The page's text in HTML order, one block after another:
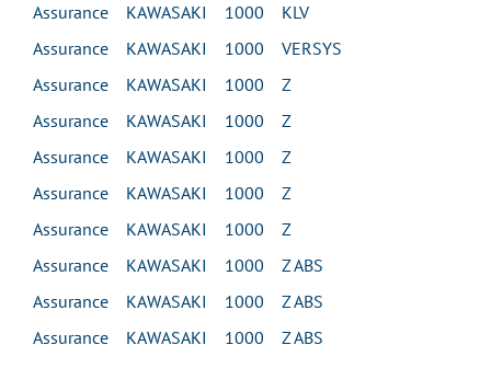
Assurance KAWASAKI 1000 KLV
Assurance KAWASAKI 1000 VERSYS
Assurance KAWASAKI 1000 Z
Assurance KAWASAKI 1000 Z
Assurance KAWASAKI 1000 Z
Assurance KAWASAKI 1000 Z
Assurance KAWASAKI 1000 Z
Assurance KAWASAKI 1000 Z ABS
Assurance KAWASAKI 1000 Z ABS
Assurance KAWASAKI 1000 Z ABS